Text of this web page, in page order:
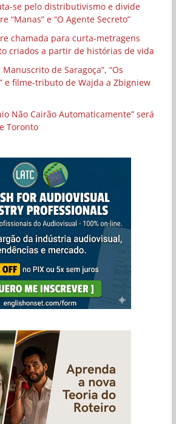
se pelo distributivismo e divide
“Manas” e “O Agente Secreto”
chamada para curta-metragens
criados a partir de histórias de vida
de Saragoça”, “Os
e filme-tributo de Wajda a Zbigniew
Não Cairão Automaticamente” será
Toronto